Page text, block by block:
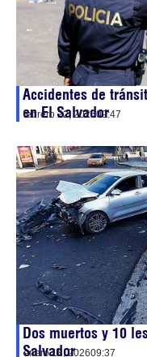
Accidentes de
en El Salvador
febrero 22, 202609:47
Dos muertos y 10
Salvador
enero 18, 202609:37